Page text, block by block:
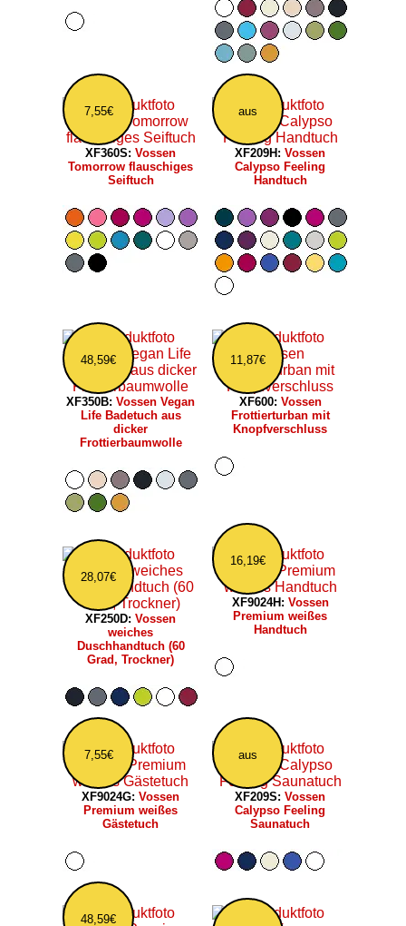
7,55€
XF360S: Vossen
Tomorrow flauschiges
Seiftuch
aus
XF209H: Vossen
Calypso Feeling
Handtuch
48,59€
XF350B: Vossen Vegan
Life Badetuch aus
dicker
Frottierbaumwolle
11,87€
XF600: Vossen
Frottierturban mit
Knopfverschluss
28,07€
XF250D: Vossen
weiches
Duschhandtuch (60
Grad, Trockner)
16,19€
XF9024H: Vossen
Premium weißes
Handtuch
7,55€
XF9024G: Vossen
Premium weißes
Gästetuch
aus
XF209S: Vossen
Calypso Feeling
Saunatuch
48,59€